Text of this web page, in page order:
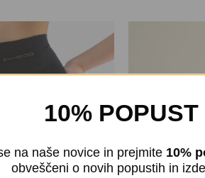
10% POPUST
na naše novice in prejmite 10%
obveščeni o novih popustih in